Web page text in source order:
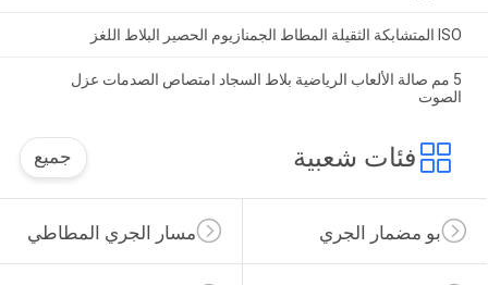
ISO المتشابكة الثقيلة المطاط الجمنازيوم الحصير البلاط اللغز
5 مم صالة الألعاب الرياضية بلاط السجاد امتصاص الصدمات عزل
الصوت
فئات شعبية جميع
مسار الجري المطاطي بو مضمار الجري